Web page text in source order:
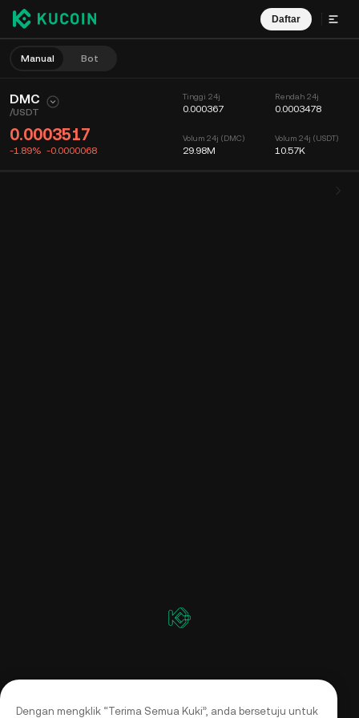
Daftar
Manual Bot
DMC
/USDT
0.0003517
-1.89% -0.0000068
Tinggi 24j
0.000367
Volum 24j (DMC)
29.98M
Rendah 24j
0.0003478
Volum 24j (USDT)
10.57K
Dagangan Terkini
Dengan mengklik “Terima Semua Kuki”, anda bersetuju untuk